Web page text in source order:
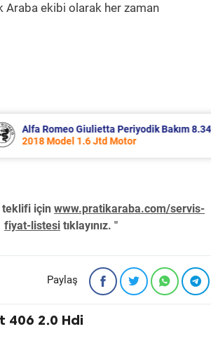
Araba ekibi olarak her zaman
Giulietta Periyodik Bakım 8.340 TL
Model 1.6 Jtd Motor
teklifi için www.pratikaraba.com/servis-
fiyat-listesi tıklayınız. "
Paylaş
406 2.0 Hdi